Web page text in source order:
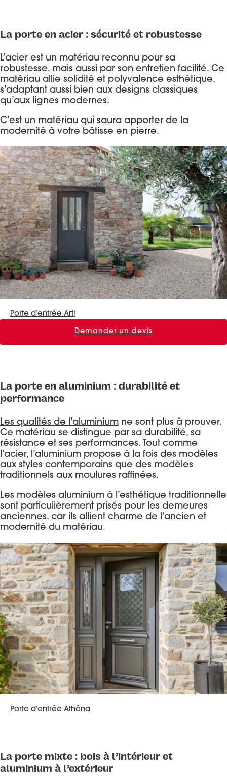
La porte en acier : sécurité et robustesse
L’acier est un matériau reconnu pour sa
robustesse, mais aussi par son entretien facilité. Ce
matériau allie solidité et polyvalence esthétique,
s’adaptant aussi bien aux designs classiques
qu’aux lignes modernes.
C’est un matériau qui saura apporter de la
modernité à votre bâtisse en pierre.
Porte d’entrée Arti
Demander un devis
La porte en aluminium : durabilité et
performance
Les qualités de l’aluminium ne sont plus à prouver.
Ce matériau se distingue par sa durabilité, sa
résistance et ses performances. Tout comme
l’acier, l’aluminium propose à la fois des modèles
aux styles contemporains que des modèles
traditionnels aux moulures raffinées.
Les modèles aluminium à l’esthétique traditionnelle
sont particulièrement prisés pour les demeures
anciennes, car ils allient charme de l’ancien et
modernité du matériau.
Porte d’entrée Athéna
La porte mixte : bois à l’intérieur et
aluminium à l’extérieur